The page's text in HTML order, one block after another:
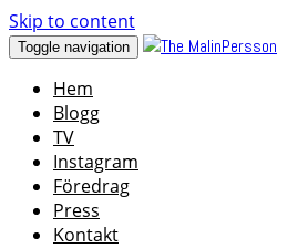
Skip to content
Toggle navigation
Hem
Blogg
TV
Instagram
Föredrag
Press
Kontakt